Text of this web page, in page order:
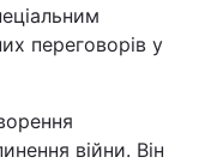
переговорів у
війни. Він